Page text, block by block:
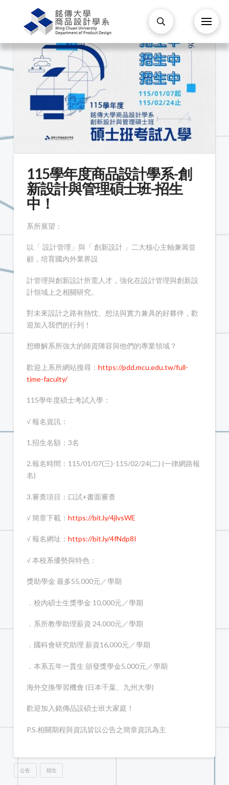
115學年度商品設計學系-創
新設計與管理碩士班-招生
中！
系所展望：
以「 設計管理」與「 創新設計 」二大核心主軸兼籌並
顧，培育國內外業界設
計管理與創新設計所需人才，強化在設計管理與創新設
計領域上之相關研究。
對未來設計之路有熱忱、想法與實力兼具的好夥伴，歡
迎加入我們的行列！
想瞭解系所強大的師資陣容與他們的專業領域？
歡迎上系所網站搜尋： https://pdd.mcu.edu.tw/full-
time-faculty/
115學年度碩士考試入學：
√ 報名資訊：
1.招生名額：3名
2.報名時間：115/01/07(三)-115/02/24(二) (一律網路報
名)
3.審查項目：口試+書面審查
√ 簡章下載： https://bit.ly/4jlvsWE
√ 報名網址： https://bit.ly/4fNdp8I
√ 本校系優勢與特色：
獎助學金 最多55,000元／學期
．校內碩士生獎學金 10,000元／學期
．系所教學助理薪資 24,000元／學期
．國科會研究助理 薪資16,000元／學期
．本系五年一貫生 頒發獎學金5,000元／學期
海外交換學習機會 (日本千葉、九州大學)
歡迎加入銘傳品設碩士班大家庭！
P.S.相關期程與資訊皆以公告之簡章資訊為主
公告 招生